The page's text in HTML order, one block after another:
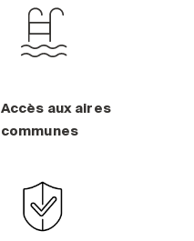
Accès aux aires
communes